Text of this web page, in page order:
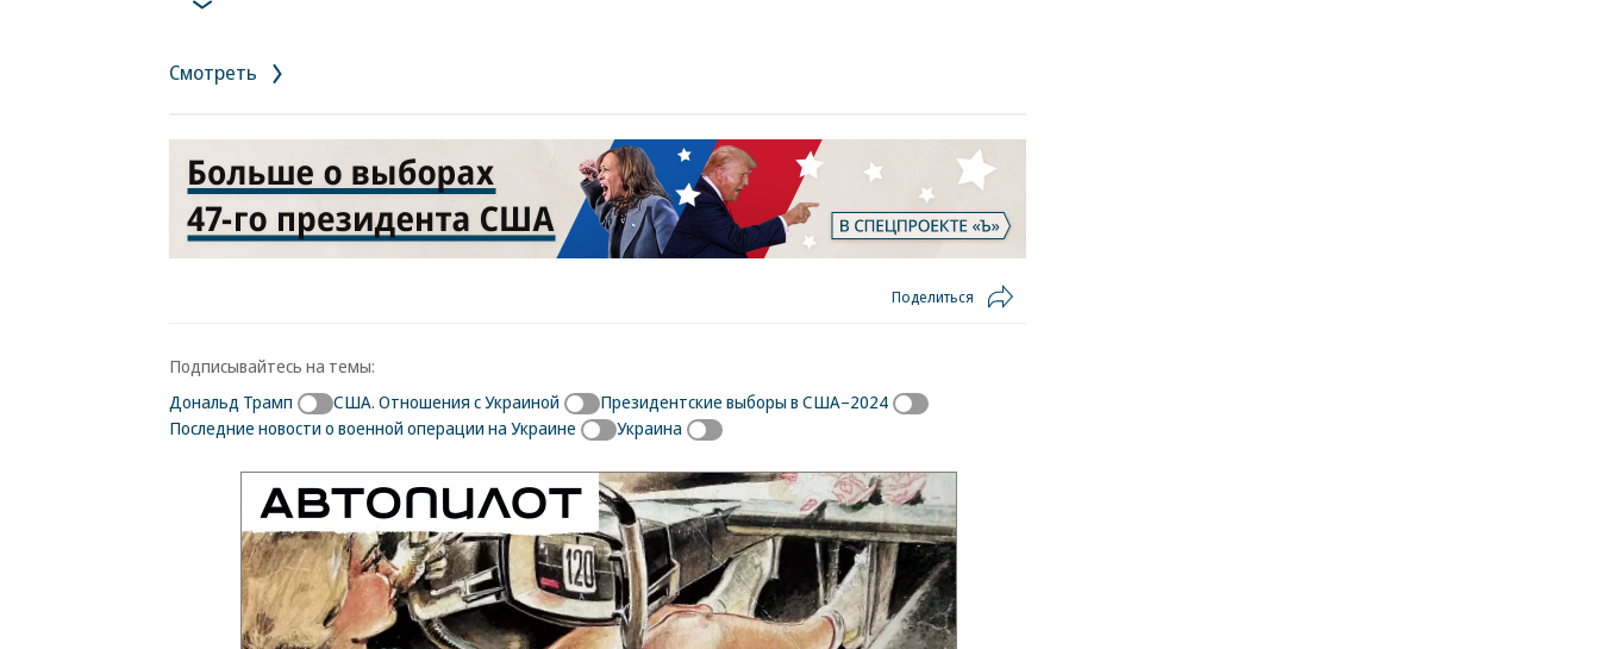
Смотреть
Поделиться
Подписывайтесь на темы:
Дональд Трамп
США. Отношения с Украиной
Президентские выборы в США–2024
Последние новости о военной операции на Украине
Украина